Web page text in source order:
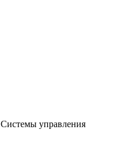
Системы управления